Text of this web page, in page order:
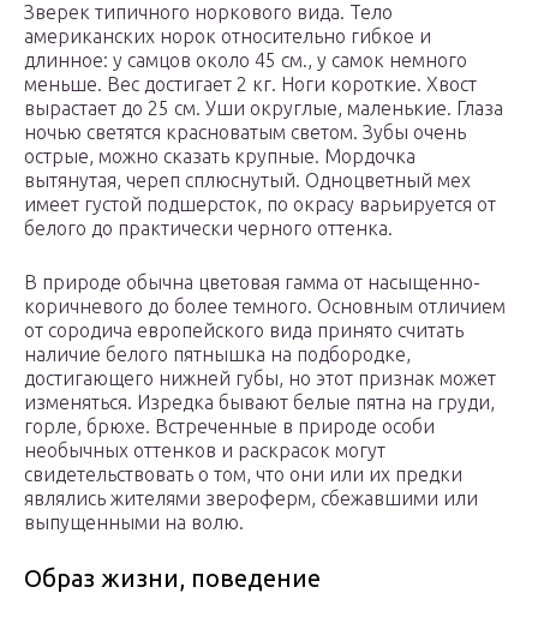
Зверек типичного норкового вида. Тело
американских норок относительно гибкое и
длинное: у самцов около 45 см., у самок немного
меньше. Вес достигает 2 кг. Ноги короткие. Хвост
вырастает до 25 см. Уши округлые, маленькие. Глаза
ночью светятся красноватым светом. Зубы очень
острые, можно сказать крупные. Мордочка
вытянутая, череп сплюснутый. Одноцветный мех
имеет густой подшерсток, по окрасу варьируется от
белого до практически черного оттенка.
В природе обычна цветовая гамма от насыщенно-
коричневого до более темного. Основным отличием
от сородича европейского вида принято считать
наличие белого пятнышка на подбородке,
достигающего нижней губы, но этот признак может
изменяться. Изредка бывают белые пятна на груди,
горле, брюхе. Встреченные в природе особи
необычных оттенков и раскрасок могут
свидетельствовать о том, что они или их предки
являлись жителями звероферм, сбежавшими или
выпущенными на волю.
Образ жизни, поведение